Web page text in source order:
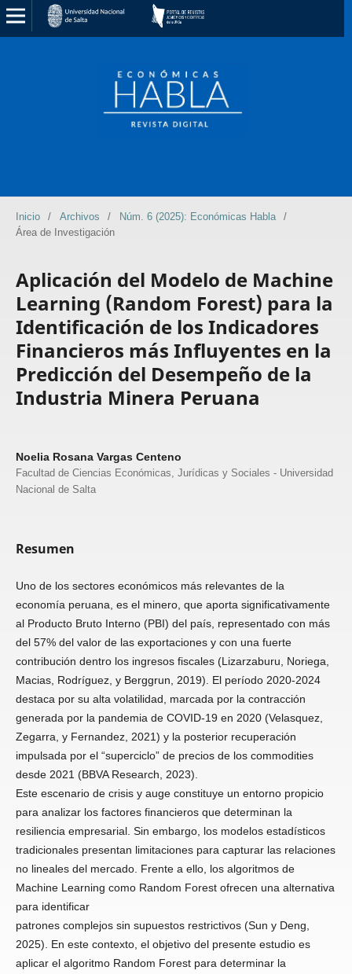
Inicio / Archivos / Núm. 6 (2025): Económicas Habla
/
Área de Investigación
Aplicación del Modelo de Machine
Learning (Random Forest) para la
Identificación de los Indicadores
Financieros más Influyentes en la
Predicción del Desempeño de la
Industria Minera Peruana
Noelia Rosana Vargas Centeno
Facultad de Ciencias Económicas, Jurídicas y Sociales - Universidad
Nacional de Salta
Resumen
Uno de los sectores económicos más relevantes de la
economía peruana, es el minero, que aporta significativamente
al Producto Bruto Interno (PBI) del país, representado con más
del 57% del valor de las exportaciones y con una fuerte
contribución dentro los ingresos fiscales (Lizarzaburu, Noriega,
Macias, Rodríguez, y Berggrun, 2019). El período 2020-2024
destaca por su alta volatilidad, marcada por la contracción
generada por la pandemia de COVID-19 en 2020 (Velasquez,
Zegarra, y Fernandez, 2021) y la posterior recuperación
impulsada por el “superciclo” de precios de los commodities
desde 2021 (BBVA Research, 2023).
Este escenario de crisis y auge constituye un entorno propicio
para analizar los factores financieros que determinan la
resiliencia empresarial. Sin embargo, los modelos estadísticos
tradicionales presentan limitaciones para capturar las relaciones
no lineales del mercado. Frente a ello, los algoritmos de
Machine Learning como Random Forest ofrecen una alternativa
para identificar
patrones complejos sin supuestos restrictivos (Sun y Deng,
2025). En este contexto, el objetivo del presente estudio es
aplicar el algoritmo Random Forest para determinar la